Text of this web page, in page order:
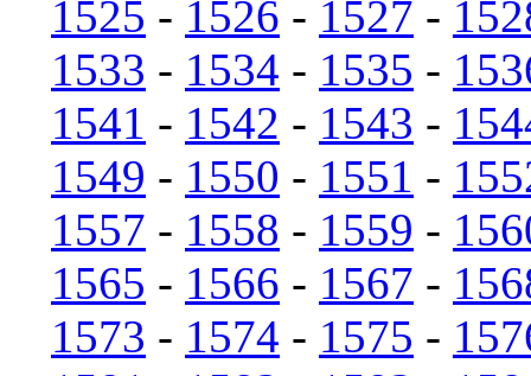
1525 - 1526 - 1527 -
1533 - 1534 - 1535 -
1541 - 1542 - 1543 -
1549 - 1550 - 1551 -
1557 - 1558 - 1559 -
1565 - 1566 - 1567 -
1573 - 1574 - 1575 -